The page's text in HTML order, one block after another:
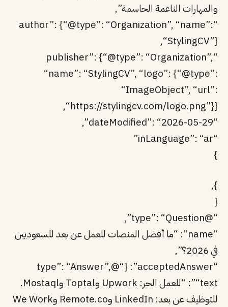
والمهارات الناعمة الحاسمة”,
“author”: {“@type”: “Organization”, “name”:
“StylingCV”},
“publisher”: {“@type”: “Organization”,
“name”: “StylingCV”, “logo”: {“@type”:
“ImageObject”, “url”:
“https://stylingcv.com/logo.png”}},
“dateModified”: “2026-05-29”,
“inLanguage”: “ar”
}
},
{
“@type”: “Question”,
“name”: “ما أفضل المنصات للعمل عن بعد للسعوديين
في 2026؟”,
“acceptedAnswer”: {“@type”: “Answer”,
“text”: “للعمل الحر: Upwork وToptal وMostaql.
للتوظيف عن بعد: LinkedIn وRemote.co وWe Work